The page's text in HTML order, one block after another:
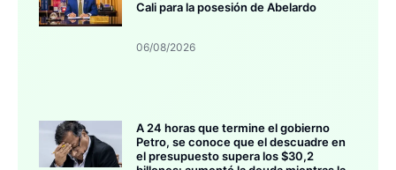
Cali para la posesión de Abelardo
06/08/2026
A 24 horas que termine el gobierno
Petro, se conoce que el descuadre en
el presupuesto supera los $30,2